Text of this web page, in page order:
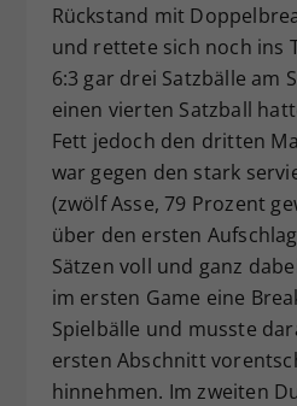
Rückstand mit
und rettete sich noch ins
6:3 gar drei Satzbälle am
einen vierten Satzball
Fett jedoch den dritten
war gegen den stark
(zwölf Asse, 79 Prozent
über den ersten
Sätzen voll und ganz
im ersten Game eine
Spielbälle und musste
ersten Abschnitt
hinnehmen. Im zweiten